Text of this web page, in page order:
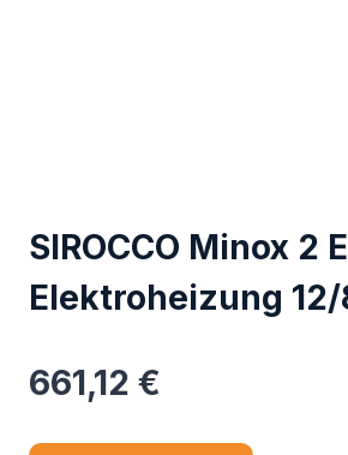
SIROCCO Minox 2
Elektroheizung
661,12 €